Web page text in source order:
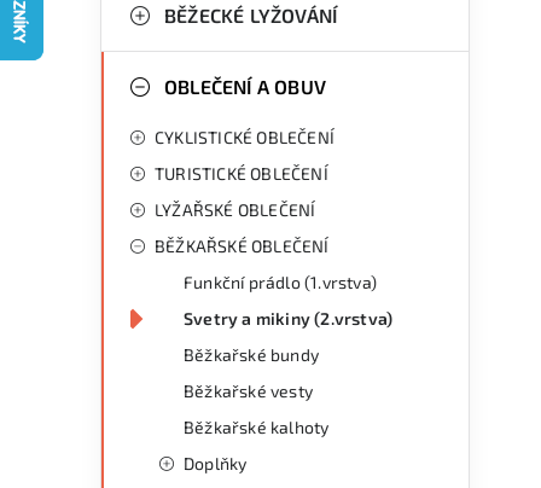
n
i
BĚŽECKÉ LYŽOVÁNÍ
OBLEČENÍ A OBUV
CYKLISTICKÉ OBLEČENÍ
TURISTICKÉ OBLEČENÍ
LYŽAŘSKÉ OBLEČENÍ
BĚŽKAŘSKÉ OBLEČENÍ
Funkční prádlo (1.vrstva)
Svetry a mikiny (2.vrstva)
Běžkařské bundy
Běžkařské vesty
Běžkařské kalhoty
Doplňky